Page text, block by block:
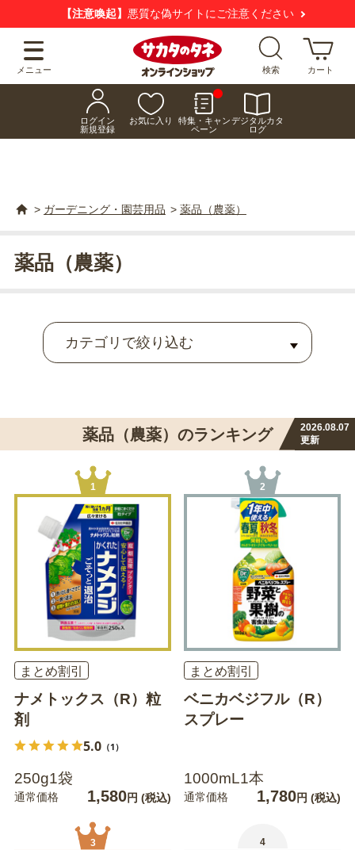
【注意喚起】 悪質な偽サイトにご注意ください
メニュー 検索 カート
ログイン
新規登録
お気に入り
特集・キャン
ペーン
デジタルカタ
ログ
> ガーデニング・園芸用品 > 薬品（農薬）
薬品（農薬）
カテゴリで絞り込む
薬品（農薬）のランキング
2026.08.07
更新
1
まとめ割引
ナメトックス（R）粒
剤
5.0（1）
250g1袋
通常価格 1,580円 (税込)
2
まとめ割引
ベニカベジフル（R）
スプレー
1000mL1本
通常価格 1,780円 (税込)
3 4